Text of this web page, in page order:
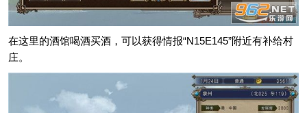
在这里的酒馆喝酒买酒，可以获得情报“N15E145”附近有补给村
庄。